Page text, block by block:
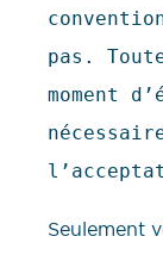
pas.
moment
Seulement